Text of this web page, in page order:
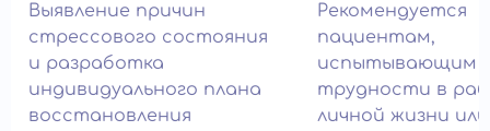
Выявление причин
стрессового состояния
и разработка
индивидуального плана
восстановления
Рекомендуется
пациентам,
испытывающим
трудности в
личной жизни или